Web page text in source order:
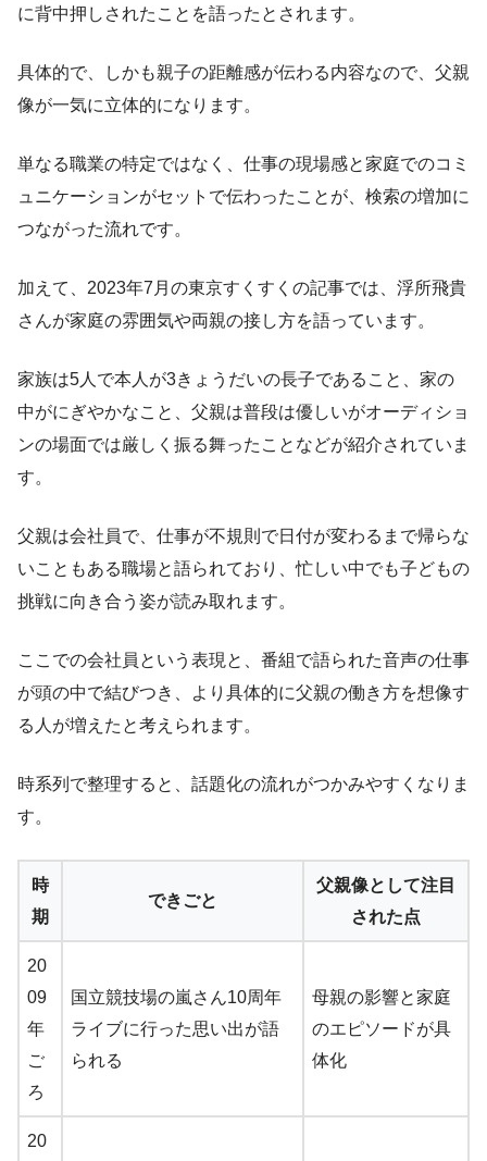
に背中押しされたことを語ったとされます。
具体的で、しかも親子の距離感が伝わる内容なので、父親
像が一気に立体的になります。
単なる職業の特定ではなく、仕事の現場感と家庭でのコミ
ュニケーションがセットで伝わったことが、検索の増加に
つながった流れです。
加えて、2023年7月の東京すくすくの記事では、浮所飛貴
さんが家庭の雰囲気や両親の接し方を語っています。
家族は5人で本人が3きょうだいの長子であること、家の
中がにぎやかなこと、父親は普段は優しいがオーディショ
ンの場面では厳しく振る舞ったことなどが紹介されていま
す。
父親は会社員で、仕事が不規則で日付が変わるまで帰らな
いこともある職場と語られており、忙しい中でも子どもの
挑戦に向き合う姿が読み取れます。
ここでの会社員という表現と、番組で語られた音声の仕事
が頭の中で結びつき、より具体的に父親の働き方を想像す
る人が増えたと考えられます。
時系列で整理すると、話題化の流れがつかみやすくなりま
す。
時
期
できごと
父親像として注目
された点
20
09
年
ご
ろ
国立競技場の嵐さん10周年
ライブに行った思い出が語
られる
母親の影響と家庭
のエピソードが具
体化
20